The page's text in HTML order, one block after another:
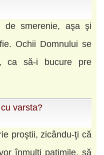
de smerenie, aşa şi
Ochii Domnului se
ca să-i bucure pre
varsta?
proştii, zicându-ţi că
înmulţi patimile, să